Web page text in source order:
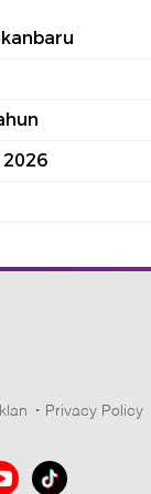
Privacy Policy